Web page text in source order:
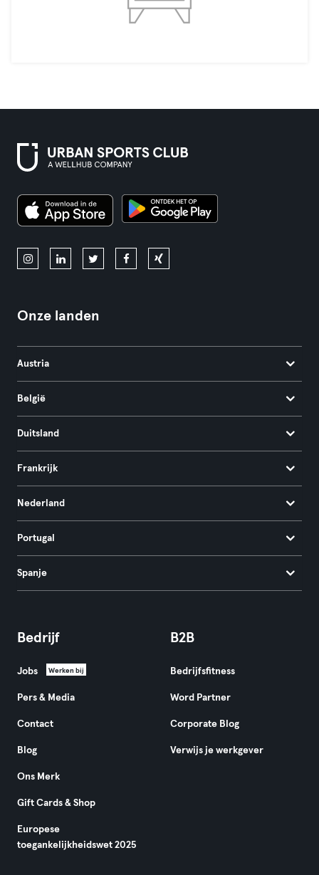
Onze landen
Austria
België
Duitsland
Frankrijk
Nederland
Portugal
Spanje
Bedrijf
Jobs Werken bij
Pers & Media
Contact
Blog
Ons Merk
Gift Cards & Shop
Europese
toegankelijkheidswet 2025
B2B
Bedrijfsfitness
Word Partner
Corporate Blog
Verwijs je werkgever